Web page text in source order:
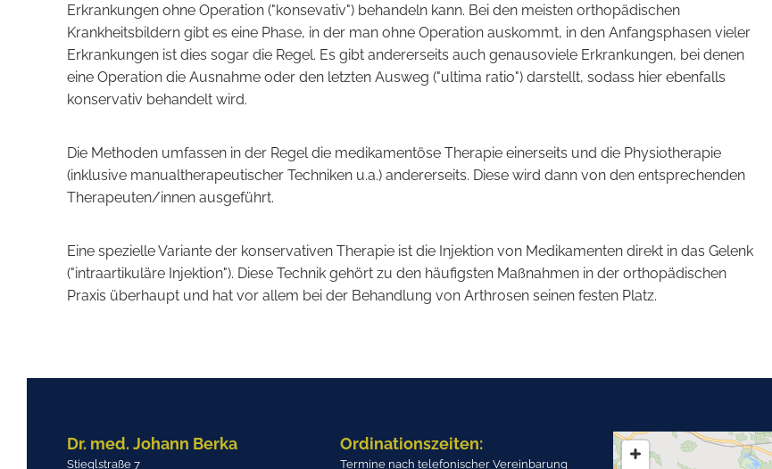
Erkrankungen ohne Operation ("konsevativ") behandeln kann. Bei den meisten orthopädischen
Krankheitsbildern gibt es eine Phase, in der man ohne Operation auskommt, in den Anfangsphasen vieler
Erkrankungen ist dies sogar die Regel. Es gibt andererseits auch genausoviele Erkrankungen, bei denen
eine Operation die Ausnahme oder den letzten Ausweg ("ultima ratio") darstellt, sodass hier ebenfalls
konservativ behandelt wird.
Die Methoden umfassen in der Regel die medikamentöse Therapie einerseits und die Physiotherapie
(inklusive manualtherapeutischer Techniken u.a.) andererseits. Diese wird dann von den entsprechenden
Therapeuten/innen ausgeführt.
Eine spezielle Variante der konservativen Therapie ist die Injektion von Medikamenten direkt in das Gelenk
("intraartikuläre Injektion"). Diese Technik gehört zu den häufigsten Maßnahmen in der orthopädischen
Praxis überhaupt und hat vor allem bei der Behandlung von Arthrosen seinen festen Platz.
Dr. med. Johann Berka
Stieglstraße 7
Ordinationszeiten:
Termine nach telefonischer Vereinbarung